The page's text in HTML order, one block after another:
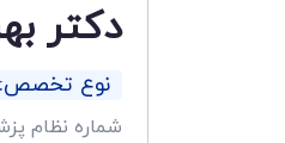
دکتر
نوع تخصص:
شماره نظام پزشکی: